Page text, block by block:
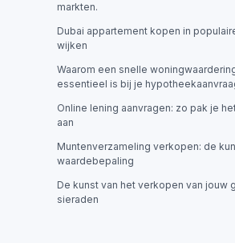
markten.
Dubai appartement kopen in
wijken
Waarom een snelle
essentieel is bij je
Online lening aanvragen: zo pak je
aan
Muntenverzameling verkopen: de
waardebepaling
De kunst van het verkopen van jouw
sieraden